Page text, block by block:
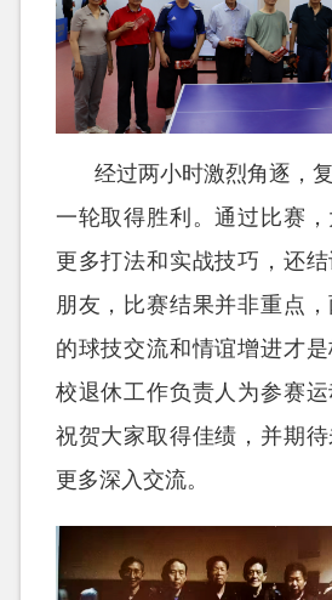
经过两小时激烈角逐，
一轮取得胜利。通过比赛
更多打法和实战技巧，还
朋友，比赛结果并非重点
的球技交流和情谊增进才
校退休工作负责人为参赛运
祝贺大家取得佳绩，并期
更多深入交流。